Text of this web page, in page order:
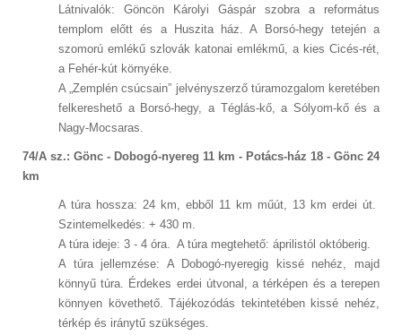
Látnivalók: Göncön Károlyi Gáspár szobra a református
templom előtt és a Huszita ház. A Borsó-hegy tetején a
szomorú emlékű szlovák katonai emlékmű, a kies Cicés-rét,
a Fehér-kút környéke.
A „Zemplén csúcsain” jelvényszerző túramozgalom keretében
felkereshető a Borsó-hegy, a Téglás-kő, a Sólyom-kő és a
Nagy-Mocsaras.
74/A sz.: Gönc - Dobogó-nyereg 11 km - Potács-ház 18 - Gönc 24
km
A túra hossza: 24 km, ebből 11 km műút, 13 km erdei út.
Szintemelkedés: + 430 m.
A túra ideje: 3 - 4 óra. A túra megtehető: áprilistól októberig.
A túra jellemzése: A Dobogó-nyeregig kissé nehéz, majd
könnyű túra. Érdekes erdei útvonal, a térképen és a terepen
könnyen követhető. Tájékozódás tekintetében kissé nehéz,
térkép és iránytű szükséges.